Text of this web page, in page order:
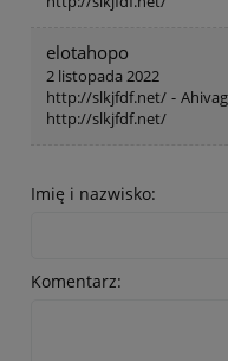
elotahopo
2 listopada 2022
http://slkjfdf.net/ -
http://slkjfdf.net/
Imię i nazwisko:
Komentarz: